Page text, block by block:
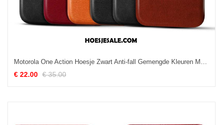
Motorola One Action Hoesje Zwart Anti-fall Gemengde Kleuren Mobiele Telefoon Leren Etui Kopen
€ 22.00 € 35.00